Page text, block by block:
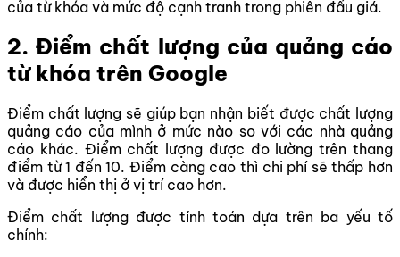
của từ khóa và mức độ cạnh tranh trong phiên đấu giá.
2. Điểm chất lượng của quảng cáo
từ khóa trên Google
Điểm chất lượng sẽ giúp bạn nhận biết được chất lượng
quảng cáo của mình ở mức nào so với các nhà quảng
cáo khác. Điểm chất lượng được đo lường trên thang
điểm từ 1 đến 10. Điểm càng cao thì chi phí sẽ thấp hơn
và được hiển thị ở vị trí cao hơn.
Điểm chất lượng được tính toán dựa trên ba yếu tố
chính: